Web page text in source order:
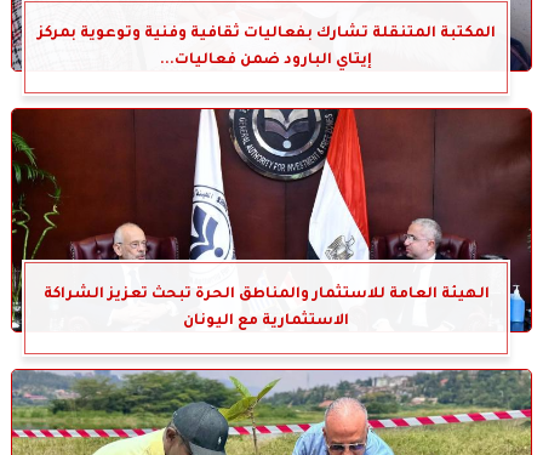
المكتبة المتنقلة تشارك بفعاليات ثقافية وفنية وتوعوية بمركز
إيتاي البارود ضمن فعاليات...
الهيئة العامة للاستثمار والمناطق الحرة تبحث تعزيز الشراكة
الاستثمارية مع اليونان